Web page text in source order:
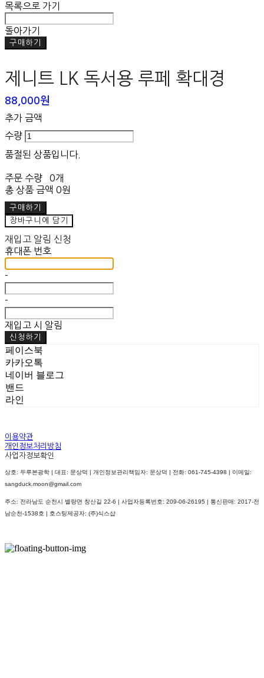
목록으로 가기
돌아가기
구매하기
제니트 LK 독서용 루페 확대경
88,000원
추가 금액
수량
품절된 상품입니다.
주문 수량
0개
총 상품 금액 0원
구매하기
장바구니에 담기
재입고 알림 신청
휴대폰 번호
-
-
재입고 시 알림
신청하기
페이스북
카카오톡
네이버 블로그
밴드
라인
이용약관
개인정보처리방침
사업자정보확인
상호: 두루본광학 | 대표: 문상덕 | 개인정보관리책임자: 문상덕 | 전화: 061-745-4398 | 이메일:
sangduck.moon@gmail.com
주소: 전라남도 순천시 별량면 창산길 22-6 | 사업자등록번호: 209-06-26195 | 통신판매: 2017-전
남순천-1538호 | 호스팅제공자: (주)식스샵